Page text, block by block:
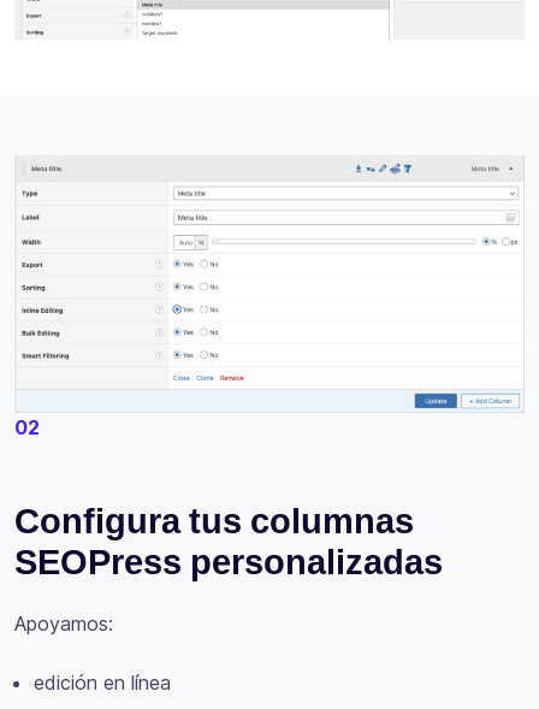
02
Configura tus columnas
SEOPress personalizadas
Apoyamos:
edición en línea